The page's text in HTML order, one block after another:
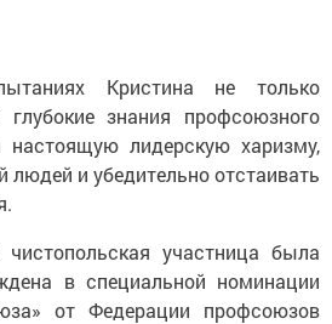
Кристина не только
глубокие знания профсоюзного
лидерскую харизму,
людей и убедительно отстаивать
участница была
в специальной номинации
от Федерации профсоюзов